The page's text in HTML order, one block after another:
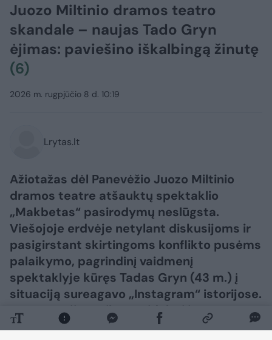
Juozo Miltinio dramos teatro
skandale – naujas Tado Gryn
ėjimas: paviešino iškalbingą žinutę
(6)
2026 m. rugpjūčio 8 d. 10:19
Lrytas.lt
Ažiotažas dėl Panevėžio Juozo Miltinio
dramos teatre atšauktų spektaklio
„Makbetas“ pasirodymų neslūgsta.
Viešojoje erdvėje netylant diskusijoms ir
pasigirstant skirtingoms konflikto pusėms
palaikymo, pagrindinį vaidmenį
spektaklyje kūręs Tadas Gryn (43 m.) į
situaciją sureagavo „Instagram“ istorijose.
Nuomone jis sutiko pasidalyti ir su
Lrytas.